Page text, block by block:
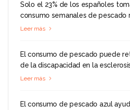
Solo el 23% de los españoles
consumo semanales de pescado
Leer más
El consumo de pescado puede
de la discapacidad en la
Leer más
El consumo de pescado azul